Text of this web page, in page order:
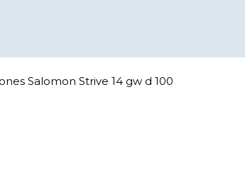
Salomon Strive 14 gw d 100